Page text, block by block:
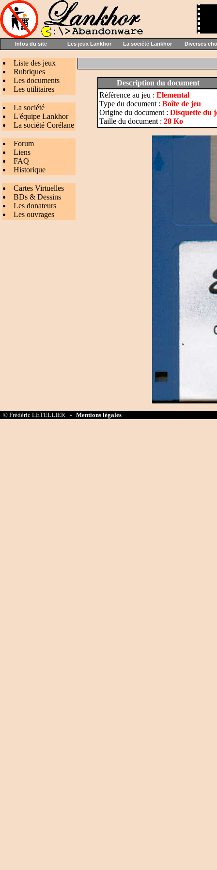
Infos du site Les jeux Lankhor La société Lankhor Diverses
Liste des jeux
Rubriques
Les documents
Les utilitaires
La société
L'équipe Lankhor
La société Corélane
Forum
Liens
FAQ
Historique
Cartes Virtuelles
BDs & Dessins
Les donateurs
Les ouvrages
Description du document
Référence au jeu : Elemental
Type du document : Boîte de jeu
Origine du document : Disquette du
Taille du document : 28 Ko
© Frédéric LETELLIER - Mentions légales